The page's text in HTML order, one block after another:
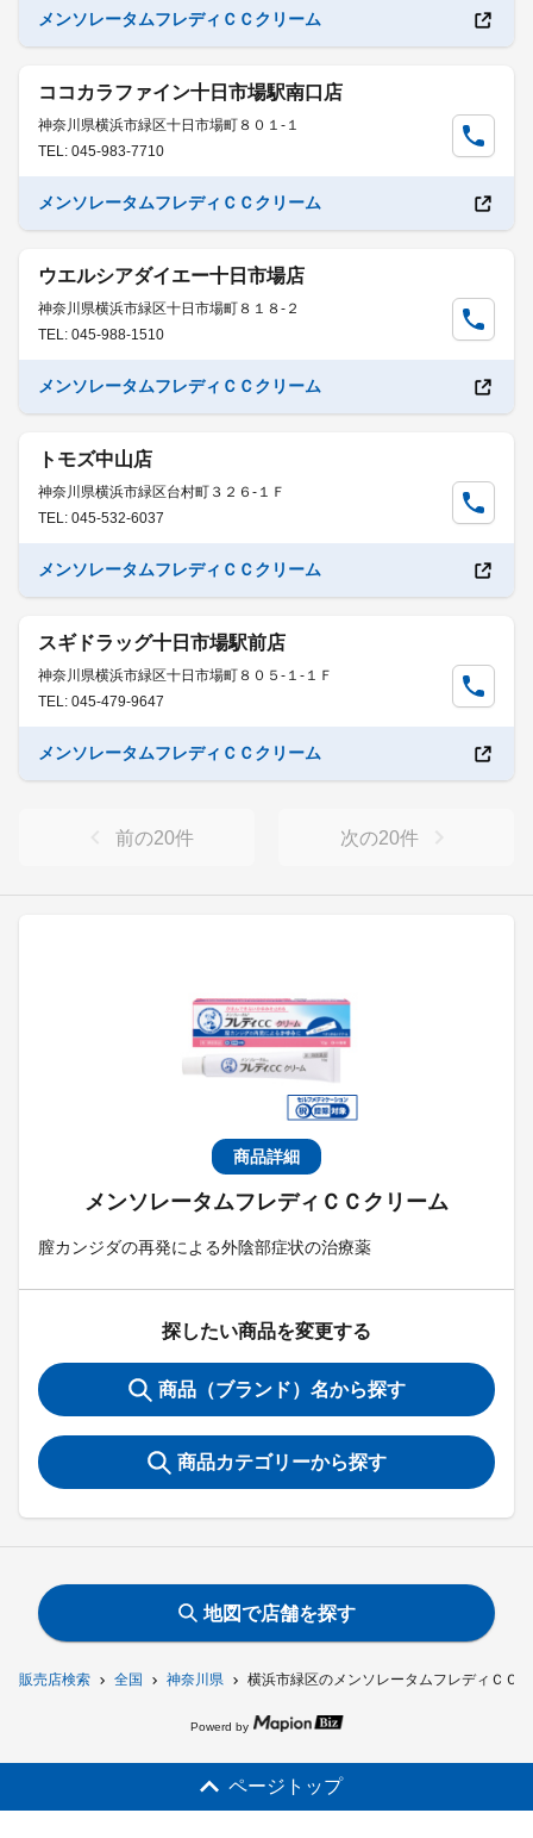
販売店検索 全国 神奈川県 横浜市緑区のメンソレータムフレディＣＣ
商品詳細
メンソレータムフレディＣＣクリーム
膣カンジダの再発による外陰部症状の治療薬
探したい商品を変更する
商品（ブランド）名から探す
商品カテゴリーから探す
メンソレータムフレディＣＣクリーム
ココカラファイン十日市場駅南口店
神奈川県横浜市緑区十日市場町８０１-１
TEL: 045-983-7710
メンソレータムフレディＣＣクリーム
ウエルシアダイエー十日市場店
神奈川県横浜市緑区十日市場町８１８-２
TEL: 045-988-1510
メンソレータムフレディＣＣクリーム
トモズ中山店
神奈川県横浜市緑区台村町３２６-１Ｆ
TEL: 045-532-6037
メンソレータムフレディＣＣクリーム
スギドラッグ十日市場駅前店
神奈川県横浜市緑区十日市場町８０５-１-１Ｆ
TEL: 045-479-9647
メンソレータムフレディＣＣクリーム
前の20件 次の20件
地図で店舗を探す
Powerd by
ページトップ